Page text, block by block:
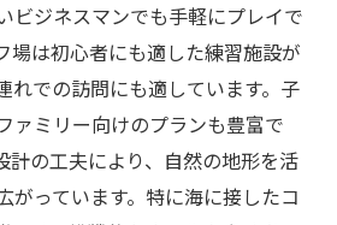
ビジネスマンでも手軽にプレイで
場は初心者にも適した練習施設が
れでの訪問にも適しています。子
ァミリー向けのプランも豊富で
計の工夫により、自然の地形を活
がっています。特に海に接したコ